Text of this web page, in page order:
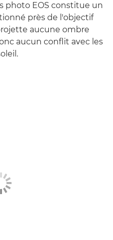
photo EOS constitue un
près de l'objectif
aucune ombre
aucun conflit avec les